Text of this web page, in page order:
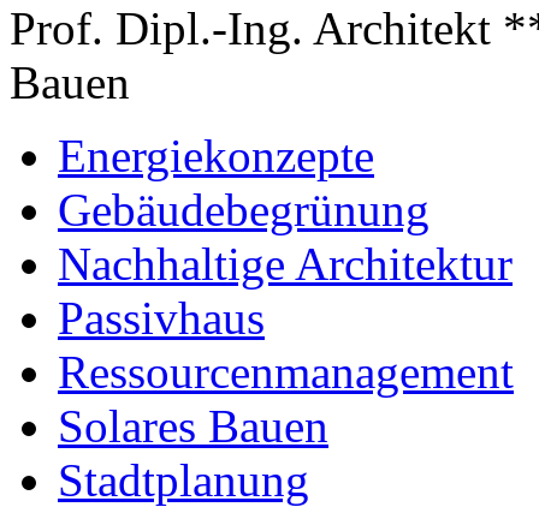
Prof. Dipl.-Ing. Architekt
Bauen
Energiekonzepte
Gebäudebegrünung
Nachhaltige Architektur
Passivhaus
Ressourcenmanagement
Solares Bauen
Stadtplanung